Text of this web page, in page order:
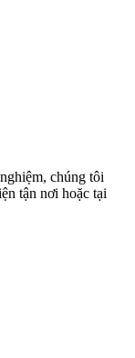
chúng tôi
tận nơi hoặc tại